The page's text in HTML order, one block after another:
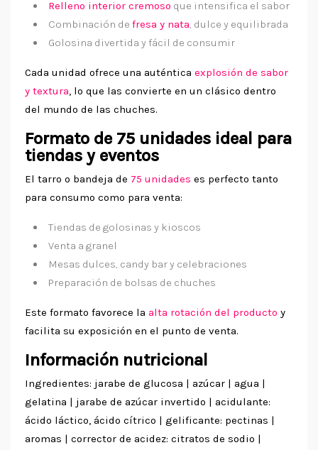
Relleno interior cremoso que intensifica el sabor
Combinación de fresa y nata, dulce y equilibrada
Golosina divertida y fácil de consumir
Cada unidad ofrece una auténtica explosión de sabor
y textura, lo que las convierte en un clásico dentro
del mundo de las chuches.
Formato de 75 unidades ideal para
tiendas y eventos
El tarro o bandeja de 75 unidades es perfecto tanto
para consumo como para venta:
Tiendas de golosinas y kioscos
Venta a granel
Mesas dulces, candy bar y celebraciones
Preparación de bolsas de chuches
Este formato favorece la alta rotación del producto y
facilita su exposición en el punto de venta.
Información nutricional
Ingredientes: jarabe de glucosa | azúcar | agua |
gelatina | jarabe de azúcar invertido | acidulante:
ácido láctico, ácido cítrico | gelificante: pectinas |
aromas | corrector de acidez: citratos de sodio |